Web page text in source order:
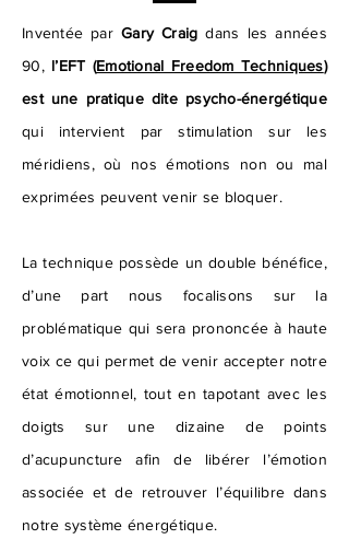
Inventée par Gary Craig dans les années
90, l’EFT (Emotional Freedom Techniques)
est une pratique dite psycho-énergétique
qui intervient par stimulation sur les
méridiens, où nos émotions non ou mal
exprimées peuvent venir se bloquer.
La technique possède un double bénéfice,
d’une part nous focalisons sur la
problématique qui sera prononcée à haute
voix ce qui permet de venir accepter notre
état émotionnel, tout en tapotant avec les
doigts sur une dizaine de points
d’acupuncture afin de libérer l’émotion
associée et de retrouver l’équilibre dans
notre système énergétique.